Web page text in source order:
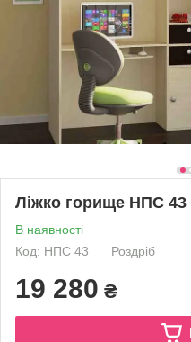
Ліжко горище НПС 43
В наявності
Код: НПС 43
Роздріб
19 280 ₴